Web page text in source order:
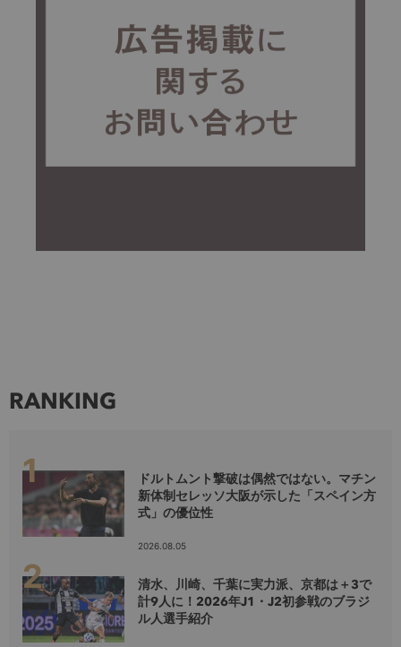
RANKING
ドルトムント撃破は偶然ではない。マチン
新体制セレッソ大阪が示した「スペイン方
式」の優位性
2026.08.05
清水、川崎、千葉に実力派、京都は＋3で
計9人に！2026年J1・J2初参戦のブラジ
ル人選手紹介